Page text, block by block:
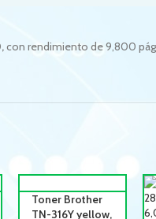
,con rendimiento de 9,800
Toner Brother
TN-316Y yellow,